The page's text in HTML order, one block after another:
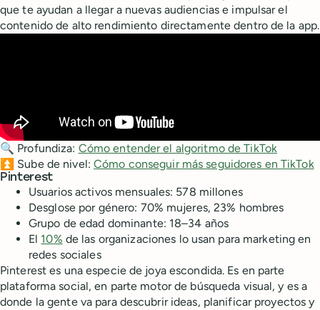
que te ayudan a llegar a nuevas audiencias e impulsar el
contenido de alto rendimiento directamente dentro de la app.
🔍 Profundiza: Cómo entender el algoritmo de TikTok
⏫ Sube de nivel:Cómo conseguir más seguidores en TikTok
Pinterest
Usuarios activos mensuales: 578 millones
Desglose por género: 70% mujeres, 23% hombres
Grupo de edad dominante: 18–34 años
El 10% de las organizaciones lo usan para marketing en
redes sociales
Pinterest es una especie de joya escondida. Es en parte
plataforma social, en parte motor de búsqueda visual, y es a
donde la gente va para descubrir ideas, planificar proyectos y